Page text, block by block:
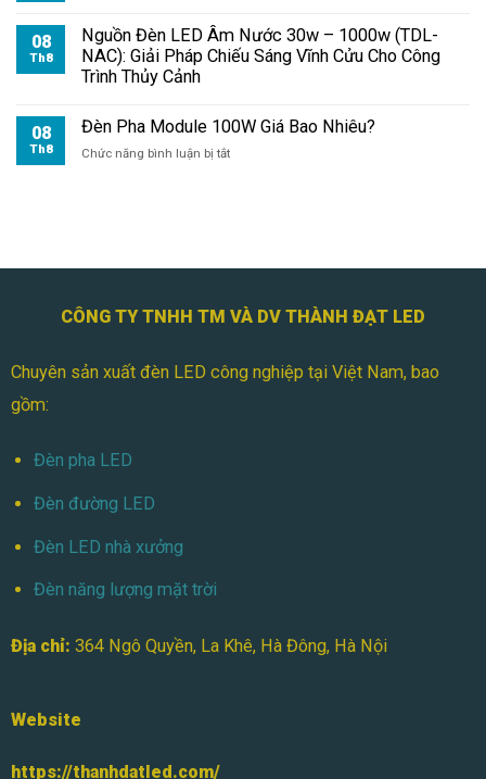
Pha
Module
100W
Trường
08
Th8
Nguồn Đèn LED Âm Nước 30w – 1000w (TDL-
NAC): Giải Pháp Chiếu Sáng Vĩnh Cửu Cho Công
Trình Thủy Cảnh
08
Th8
Đèn Pha Module 100W Giá Bao Nhiêu?
Chức năng bình luận bị tắtở
Bao
CÔNG TY TNHH TM VÀ DV THÀNH ĐẠT LED
Chuyên sản xuất đèn LED công nghiệp tại Việt Nam, bao
gồm:
Đèn pha LED
Đèn đường LED
Đèn LED nhà xưởng
Đèn năng lượng mặt trời
Địa chỉ: 364 Ngô Quyền, La Khê, Hà Đông, Hà Nội
Website
https://thanhdatled.com/